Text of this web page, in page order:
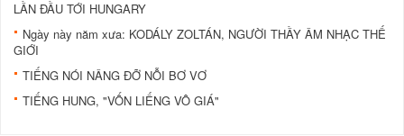
LẦN ĐẦU TỚI HUNGARY
Ngày này năm xưa: KODÁLY ZOLTÁN, NGƯỜI THẦY ÂM NHẠC THẾ
GIỚI
TIẾNG NÓI NÂNG ĐỠ NỖI BƠ VƠ
TIẾNG HUNG, "VỐN LIẾNG VÔ GIÁ"